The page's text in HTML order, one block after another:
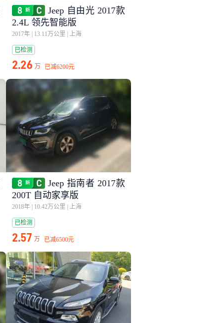
Jeep 自由光 2017款
2.4L 领先智能版
2017年 13.11万公里 上海
已检测
2.26 万 已减6200元
Jeep 指南者 2017款
200T 自动家享版
2018年 10.42万公里 上海
已检测
2.57 万 已减6500元